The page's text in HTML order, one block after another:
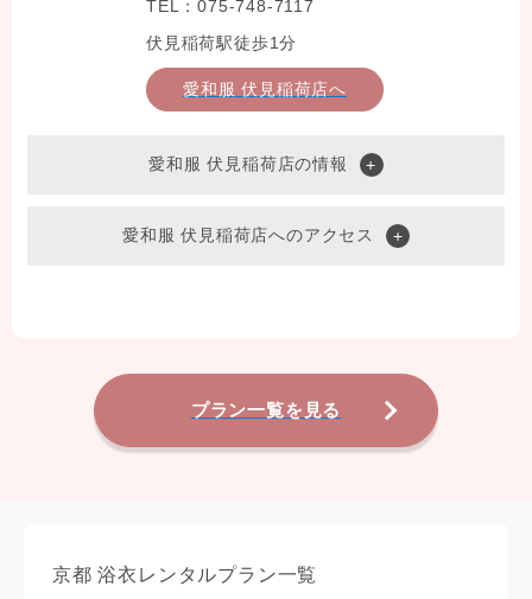
TEL：075-748-7117
伏見稲荷駅徒歩1分
愛和服 伏見稲荷店へ
愛和服 伏見稲荷店の情報
愛和服 伏見稲荷店へのアクセス
プラン一覧を見る
京都 浴衣レンタルプラン一覧